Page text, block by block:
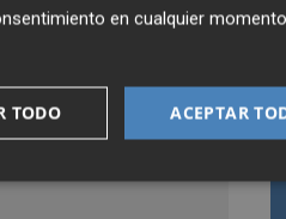
año, y
haber
en cualquier
ACEPTAR
TODO